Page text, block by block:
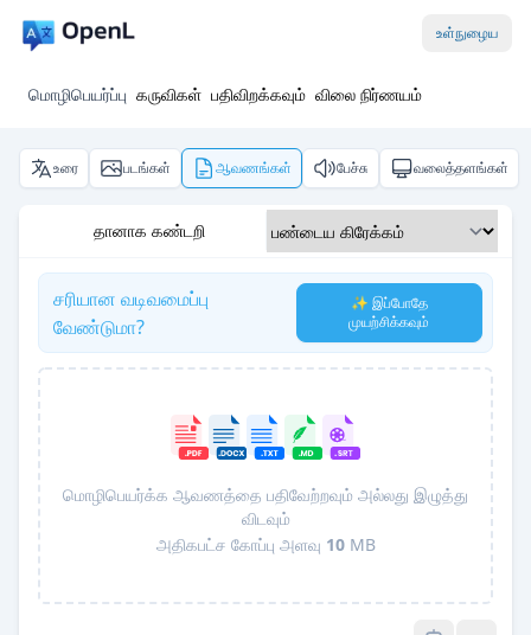
உள்நுழைய
மொழிபெயர்ப்பு கருவிகள் பதிவிறக்கவும் விலை நிர்ணயம்
உரை படங்கள் ஆவணங்கள் பேச்சு வலைத்தளங்கள்
தானாக கண்டறி
சரியான வடிவமைப்பு
வேண்டுமா?
✨ இப்போதே
முயற்சிக்கவும்
மொழிபெயர்க்க ஆவணத்தை பதிவேற்றவும் அல்லது இழுத்து
விடவும்
அதிகபட்ச கோப்பு அளவு 10MB